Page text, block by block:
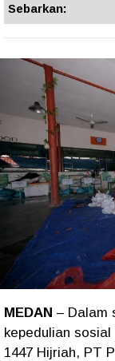
Sebarkan:
MEDAN – Dalam
kepedulian
1447 Hijriah, PT